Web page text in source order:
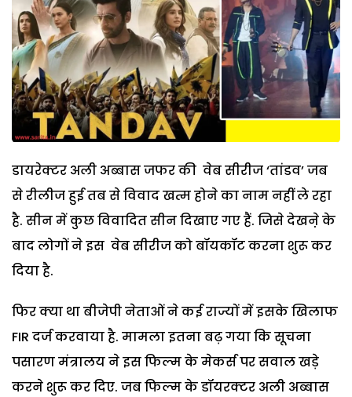
डायरेक्टर अली अब्बास जफर की वेब सीरीज ‘तांडव’ जब
से रीलीज हुई तब से विवाद खत्म होने का नाम नहीं ले रहा
है. सीन में कुछ विवादित सीन दिखाए गए हैं. जिसे देखऩे के
बाद लोगों ने इस वेब सीरीज को बॉयकॉट करना शुरू कर
दिया है.
फिर क्या था बीजेपी नेताओं ने कई राज्यों में इसके खिलाफ
FIR दर्ज करवाया है. मामला इतना बढ़ गया कि सूचना
पसारण मंत्रालय ने इस फिल्म के मेकर्स पर सवाल खड़े
करने शुरू कर दिए. जब फिल्म के डॉयरक्टर अली अब्बास